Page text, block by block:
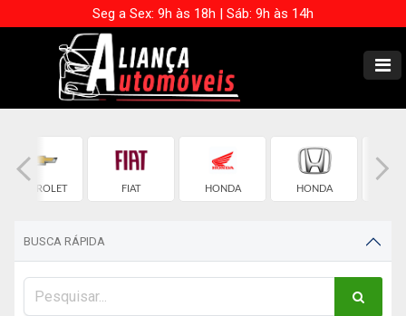
Seg a Sex: 9h às 18h | Sáb: 9h às 14h
CHEVROLET FIAT HONDA HONDA
BUSCA RÁPIDA